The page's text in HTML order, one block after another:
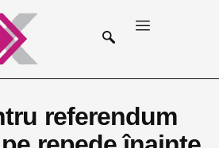
referendum